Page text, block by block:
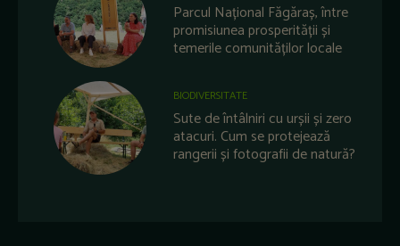
Parcul Național Făgăraș, între
promisiunea prosperității și
temerile comunităților locale
BIODIVERSITATE
Sute de întâlniri cu urșii și zero
atacuri. Cum se protejează
rangerii și fotografii de natură?